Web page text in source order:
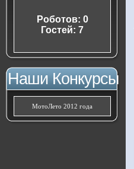
Роботов: 0
Гостей: 7
Наши Конкурсы
МотоЛето 2012 года